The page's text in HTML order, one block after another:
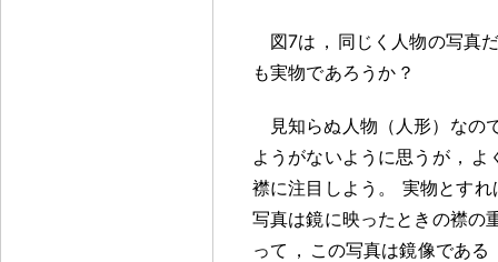
図7は ， 同じく人物の写真
も実物であろうか ？
見知らぬ人物（人形）なの
ようがないように思うが ， よ
襟に注目しよう 。
実物とすれ
写真は鏡に映ったときの襟の
って ， この写真は鏡像である